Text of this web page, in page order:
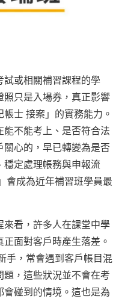
或相關補習課程的學
照只是入場券，真正影響
士 接案」的實務能力。
不能考上、是否符合法
心的，早已轉變為是否
定處理帳務與申報流
會成為近年補習班學員最
看，許多人在課堂中學
面對客戶時產生落差。
手，常會遇到客戶帳目混
，這些狀況並不會在考
碰到的情境。這也是為